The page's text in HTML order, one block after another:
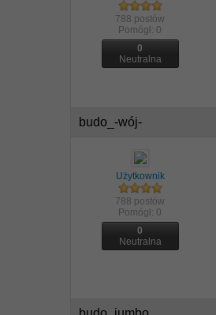
788 postów
Pomógł: 0
0
Neutralna
budo_-wój-
Użytkownik
788 postów
Pomógł: 0
0
Neutralna